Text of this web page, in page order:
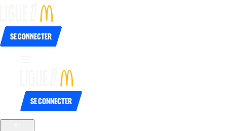
Se connecter
Se connecter